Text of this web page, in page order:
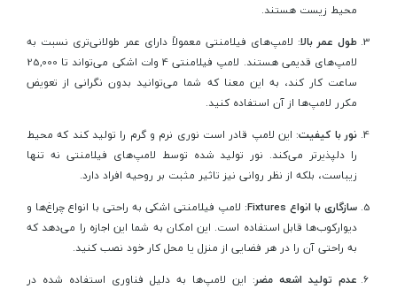
محیط زیست هستند.
طول عمر بالا: لامپ‌های فیلامنتی معمولاً دارای عمر طولانی‌تری نسبت به
لامپ‌های قدیمی هستند. لامپ فیلامنتی 4 وات اشکی می‌تواند تا 25,000
ساعت کار کند، به این معنا که شما می‌توانید بدون نگرانی از تعویض
مکرر لامپ‌ها از آن استفاده کنید.
نور با کیفیت: این لامپ قادر است نوری نرم و گرم را تولید کند که محیط
را دلپذیرتر می‌کند. نور تولید شده توسط لامپ‌های فیلامنتی نه تنها
زیباست، بلکه از نظر روانی نیز تاثیر مثبت بر روحیه افراد دارد.
سازگاری با انواع Fixtures
: لامپ فیلامنتی اشکی به راحتی با انواع چراغ‌ها و
دیوارکوب‌ها قابل استفاده است. این امکان به شما این اجازه را می‌دهد که
به راحتی آن را در هر فضایی از منزل یا محل کار خود نصب کنید.
عدم تولید اشعه مضر: این لامپ‌ها به دلیل فناوری استفاده شده در